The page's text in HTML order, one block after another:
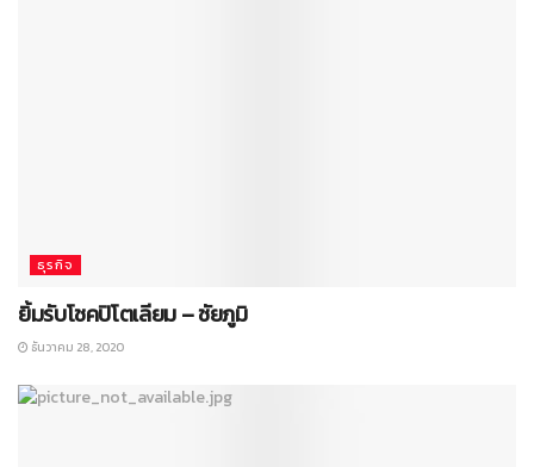
ธุรกิจ
ยิ้มรับโชคปิโตเลียม – ชัยภูมิ
ธันวาคม 28, 2020